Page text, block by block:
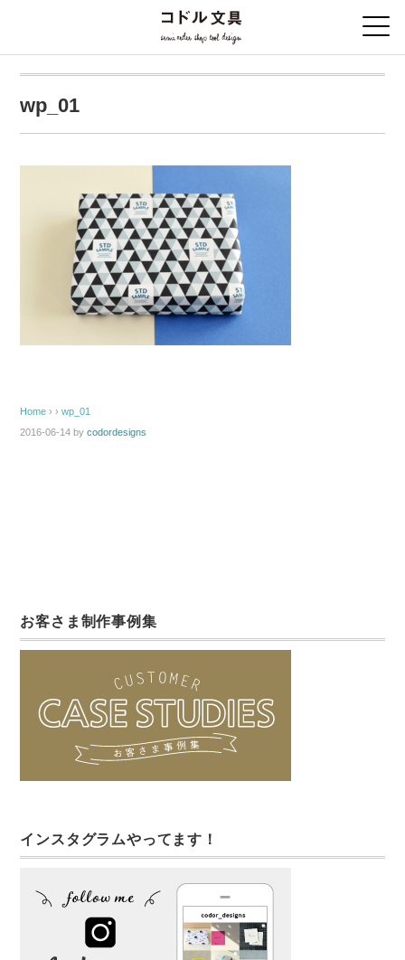
wp_01
Home › ›wp_01
2016-06-14 bycodordesigns
お客さま制作事例集
インスタグラムやってます！